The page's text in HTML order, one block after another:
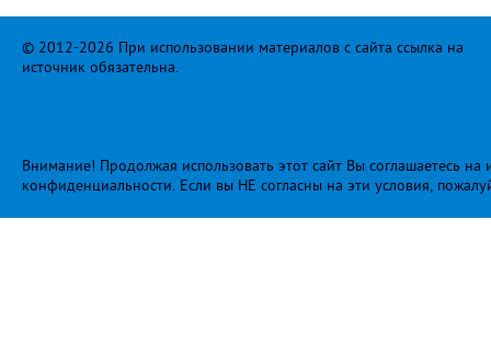
© 2012-2026 При использовании материалов с сайта ссылка на
источник обязательна.
Внимание! Продолжая использовать этот сайт Вы соглашаетесь
конфиденциальности. Если вы НЕ согласны на эти условия,